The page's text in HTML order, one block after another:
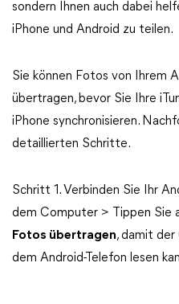
sondern Ihnen auch dabei
iPhone und Android zu teilen.
Sie können Fotos von Ihrem
übertragen, bevor Sie Ihre
iPhone synchronisieren.
detaillierten Schritte.
Schritt 1. Verbinden Sie Ihr
dem Computer > Tippen Sie
Fotos übertragen, damit
dem Android-Telefon lesen